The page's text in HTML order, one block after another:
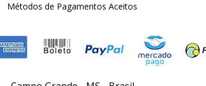
Métodos de Pagamentos Aceitos